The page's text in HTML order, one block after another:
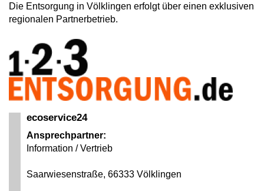
Die Entsorgung in Völklingen erfolgt über einen exklusiven
regionalen Partnerbetrieb.
ecoservice24
Ansprechpartner:
Information / Vertrieb
Saarwiesenstraße, 66333 Völklingen